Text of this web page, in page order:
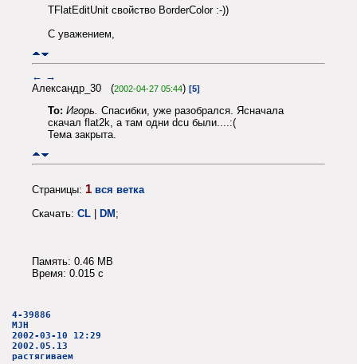
TFlatEditUnit свойство BorderColor :-))
С уважением,
← →
Александр_30 (2002-04-27 05:44) [5]
To: Игорь. Спасибки, уже разобрался. Ясначала
скачал flat2k, а там одни dcu были....:(
Тема закрыта.
Страницы: 1 вся ветка
Скачать: CL | DM;
Память: 0.46 MB
Время: 0.015 c
4-39886
MJH
2002-03-10 12:29
2002.05.13
растягиваем